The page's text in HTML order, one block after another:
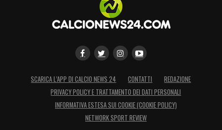
SCARICA L’APP DI CALCIO NEWS 24 CONTATTI
REDAZIONE
PRIVACY POLICY E TRATTAMENTO DEI DATI PERSONALI
INFORMATIVA ESTESA SUI COOKIE (COOKIE POLICY)
NETWORK SPORT REVIEW